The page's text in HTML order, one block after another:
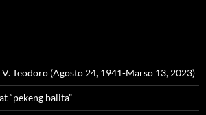
Teodoro (Agosto 24, 1941-Marso 13, 2023)
“pekeng balita”